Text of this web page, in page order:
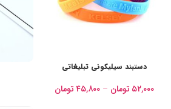
دستبند سیلیکونی تبلیغاتی
۵۲,۰۰۰ تومان – ۴۵,۸۰۰ تومان